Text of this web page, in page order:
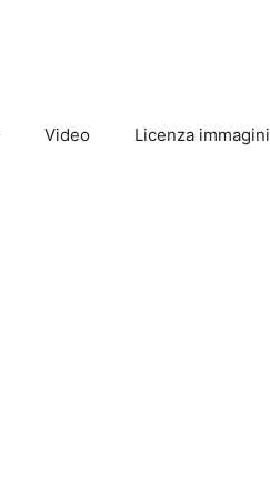
Video Licenza immagini